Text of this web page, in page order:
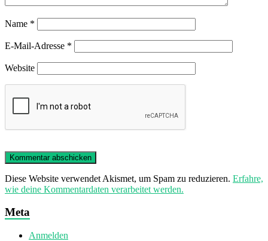
Name *
E-Mail-Adresse *
Website
Diese Website verwendet Akismet, um Spam zu reduzieren. Erfahre,
wie deine Kommentardaten verarbeitet werden.
Meta
Anmelden